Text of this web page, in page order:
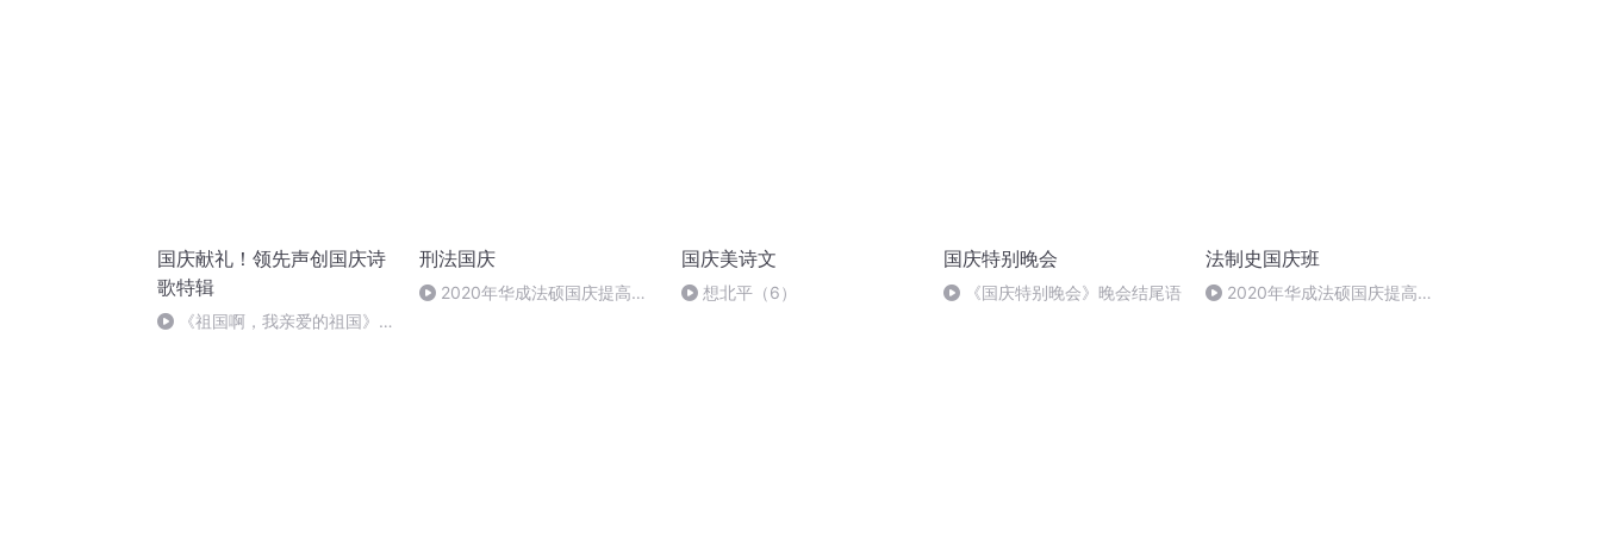
国庆献礼！领先声创国庆诗
歌特辑
《祖国啊，我亲爱的祖国》温
刑法国庆
2020年华成法硕国庆提高班
国庆美诗文
想北平（6）
国庆特别晚会
《国庆特别晚会》晚会结尾语
法制史国庆班
2020年华成法硕国庆提高班